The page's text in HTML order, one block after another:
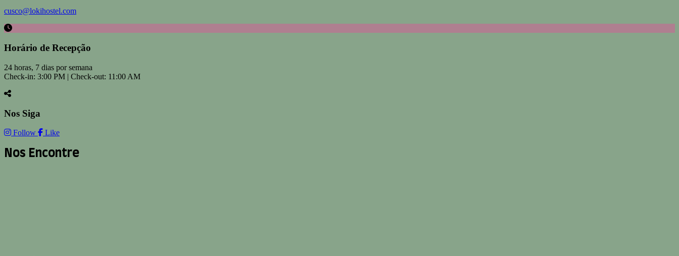
cusco@lokihostel.com
Horário de Recepção
24 horas, 7 dias por semana
Check-in: 3:00 PM | Check-out: 11:00 AM
Nos Siga
Follow Like
Nos Encontre